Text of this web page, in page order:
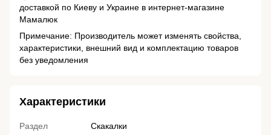
доставкой по Киеву и Украине в интернет-магазине
Мамалюк
Примечание: Производитель может изменять свойства,
характеристики, внешний вид и комплектацию товаров
без уведомления
Характеристики
Раздел
Скакалки